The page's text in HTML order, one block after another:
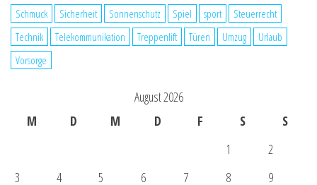
Schmuck
Sicherheit Sonnenschutz Spiel sport
Steuerrecht
Technik
Telekommunikation Treppenlift Türen Umzug
Urlaub
Vorsorge
August 2026
M
D M D F S
S
1
2
3
4 5 6 7 8
9